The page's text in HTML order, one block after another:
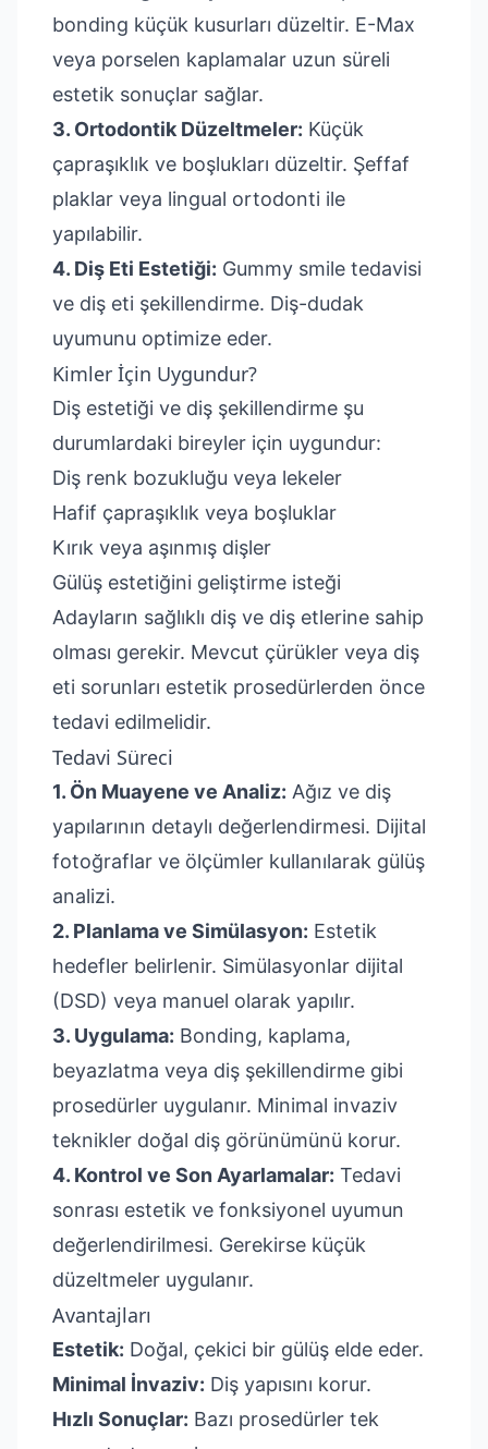
bonding küçük kusurları düzeltir. E-Max
veya porselen kaplamalar uzun süreli
estetik sonuçlar sağlar.
3. Ortodontik Düzeltmeler: Küçük
çapraşıklık ve boşlukları düzeltir. Şeffaf
plaklar veya lingual ortodonti ile
yapılabilir.
4. Diş Eti Estetiği: Gummy smile tedavisi
ve diş eti şekillendirme. Diş-dudak
uyumunu optimize eder.
Kimler İçin Uygundur?
Diş estetiği ve diş şekillendirme şu
durumlardaki bireyler için uygundur:
Diş renk bozukluğu veya lekeler
Hafif çapraşıklık veya boşluklar
Kırık veya aşınmış dişler
Gülüş estetiğini geliştirme isteği
Adayların sağlıklı diş ve diş etlerine sahip
olması gerekir. Mevcut çürükler veya diş
eti sorunları estetik prosedürlerden önce
tedavi edilmelidir.
Tedavi Süreci
1. Ön Muayene ve Analiz: Ağız ve diş
yapılarının detaylı değerlendirmesi. Dijital
fotoğraflar ve ölçümler kullanılarak gülüş
analizi.
2. Planlama ve Simülasyon: Estetik
hedefler belirlenir. Simülasyonlar dijital
(DSD) veya manuel olarak yapılır.
3. Uygulama: Bonding, kaplama,
beyazlatma veya diş şekillendirme gibi
prosedürler uygulanır. Minimal invaziv
teknikler doğal diş görünümünü korur.
4. Kontrol ve Son Ayarlamalar: Tedavi
sonrası estetik ve fonksiyonel uyumun
değerlendirilmesi. Gerekirse küçük
düzeltmeler uygulanır.
Avantajları
Estetik: Doğal, çekici bir gülüş elde eder.
Minimal İnvaziv: Diş yapısını korur.
Hızlı Sonuçlar: Bazı prosedürler tek